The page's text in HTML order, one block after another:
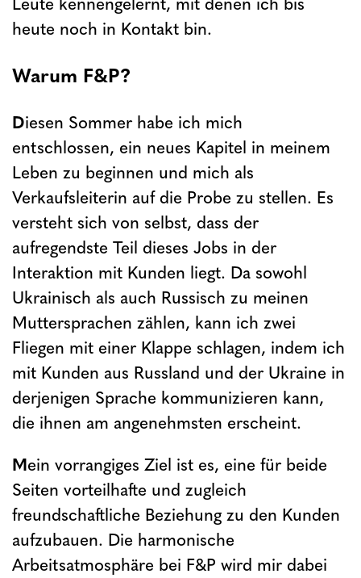
heute noch in Kontakt bin.
Warum F&P?
Diesen Sommer habe ich mich
entschlossen, ein neues Kapitel in meinem
Leben zu beginnen und mich als
Verkaufsleiterin auf die Probe zu stellen. Es
versteht sich von selbst, dass der
aufregendste Teil dieses Jobs in der
Interaktion mit Kunden liegt. Da sowohl
Ukrainisch als auch Russisch zu meinen
Muttersprachen zählen, kann ich zwei
Fliegen mit einer Klappe schlagen, indem ich
mit Kunden aus Russland und der Ukraine in
derjenigen Sprache kommunizieren kann,
die ihnen am angenehmsten erscheint.
Mein vorrangiges Ziel ist es, eine für beide
Seiten vorteilhafte und zugleich
freundschaftliche Beziehung zu den Kunden
aufzubauen. Die harmonische
Arbeitsatmosphäre bei F&P wird mir dabei